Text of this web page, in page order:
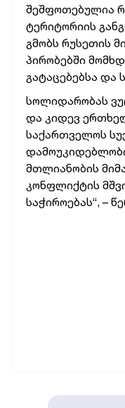
შეშფოთებულია
ტერიტორიის
გმობს რუსეთის
პირობებში
გატაცებებსა და
სოლიდარობას
და კიდევ
საქართველოს
მთლიანობის
კონფლიქტის
საჭიროებას“, –